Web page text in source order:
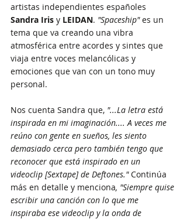
artistas independientes españoles
Sandra Iris y LEIDAN. "Spaceship" es un
tema que va creando una vibra
atmosférica entre acordes y sintes que
viaja entre voces melancólicas y
emociones que van con un tono muy
personal.
Nos cuenta Sandra que, "...La letra está
inspirada en mi imaginación.... A veces me
reúno con gente en sueños, les siento
demasiado cerca pero también tengo que
reconocer que está inspirado en un
videoclip [Sextape] de Deftones." Continúa
más en detalle y menciona, "Siempre quise
escribir una canción con lo que me
inspiraba ese videoclip y la onda de